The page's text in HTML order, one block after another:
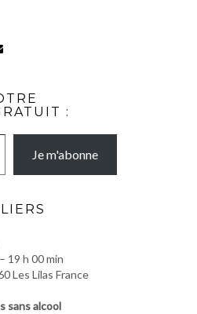
:
Je m'abonne
19 h 00 min
Les Lilas France
sans alcool